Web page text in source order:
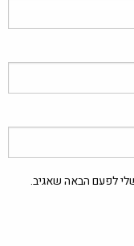
לפעם הבאה שאגיב.